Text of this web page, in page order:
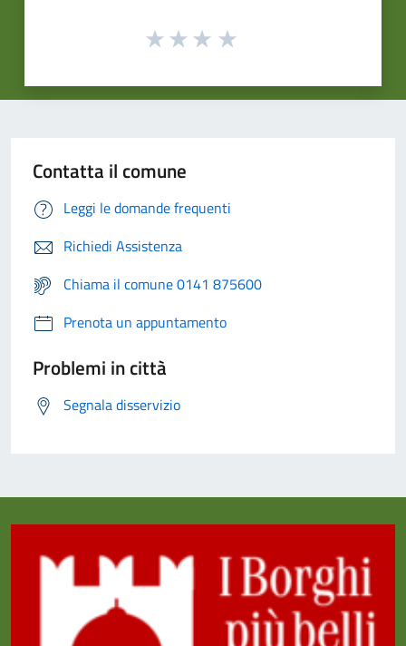
Contatta il comune
Leggi le domande frequenti
Richiedi Assistenza
Chiama il comune 0141 875600
Prenota un appuntamento
Problemi in città
Segnala disservizio